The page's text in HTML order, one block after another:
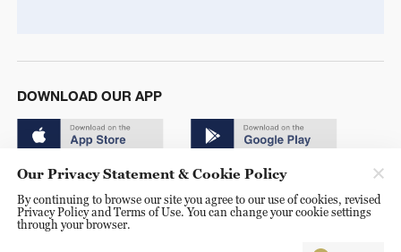
DOWNLOAD OUR APP
© China Radio International.CRI. All Rights Reserved. 16A
Our Privacy Statement & Cookie Policy
By continuing to browse our site you agree to our use of cookies, revised
Privacy Policy and Terms of Use. You can change your cookie settings
through your browser.